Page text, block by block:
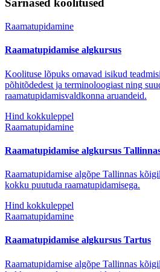
Sarnased koolitused
Raamatupidamine
Raamatupidamise algkursus
Koolituse lõpuks omavad isikud
põhitõdedest ja terminoloogiast ning
raamatupidamisvaldkonna aruandeid.
Hind kokkuleppel
Raamatupidamine
Raamatupidamise algkursus
Raamatupidamise algõpe Tallinnas
kokku puutuda raamatupidamisega.
Hind kokkuleppel
Raamatupidamine
Raamatupidamise algkursus Tartus
Raamatupidamise algõpe Tallinnas